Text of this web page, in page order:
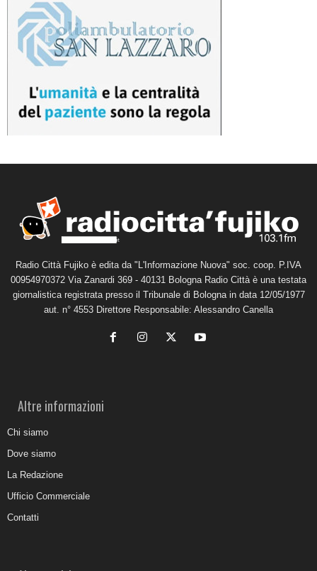
Radio Città Fujiko è edita da "L'Informazione Nuova" soc. coop. P.IVA
00954970372 Via Zanardi 369 - 40131 Bologna Radio Città è una testata
giornalistica registrata presso il Tribunale di Bologna in data 12/05/1977
aut. n° 4553 Direttore Responsabile: Alessandro Canella
Altre informazioni
Chi siamo
Dove siamo
La Redazione
Ufficio Commerciale
Contatti